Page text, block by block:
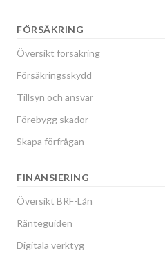
FÖRSÄKRING
Översikt försäkring
Försäkringsskydd
Tillsyn och ansvar
Förebygg skador
Skapa förfrågan
FINANSIERING
Översikt BRF-Lån
Ränteguiden
Digitala verktyg